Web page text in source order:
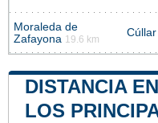
Moraleda de
Zafayona 19.6 km
DISTANCIA
LOS